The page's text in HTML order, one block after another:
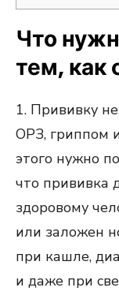
Что
тем, как
1. Прививку
ОРЗ, гриппом
этого нужно
что прививка
здоровому
или заложен
при кашле,
и даже при